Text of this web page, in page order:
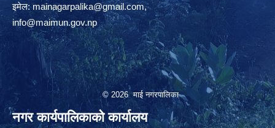
इमेल:mainagarpalika@gmail.com,
info@maimun.gov.np
© 2026 माई नगरपालिका
नगर कार्यपालिकाको कार्यालय